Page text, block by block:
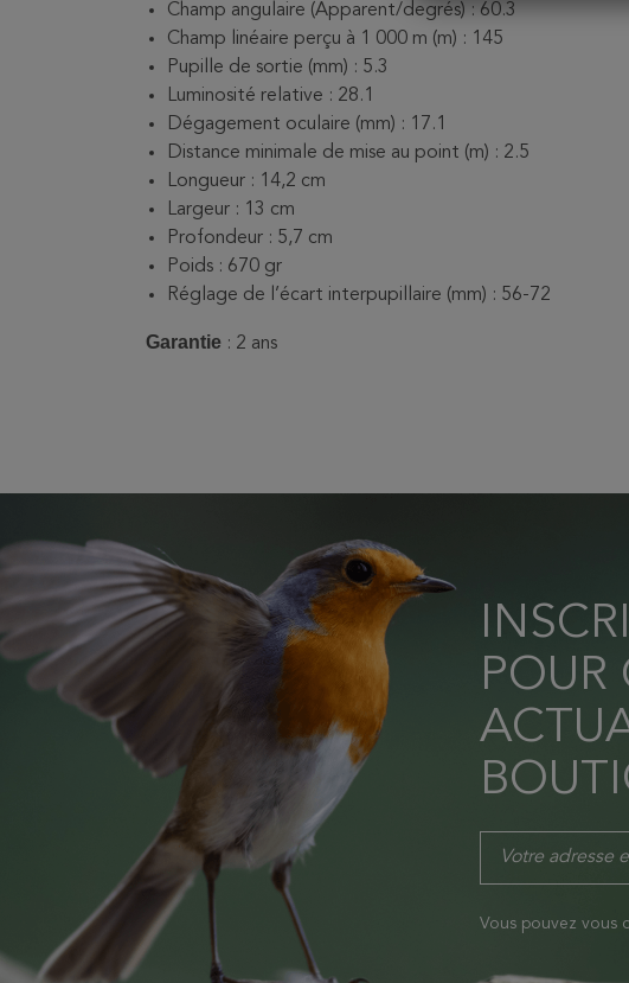
Champ angulaire (Apparent/degrés) : 60.3
Champ linéaire perçu à 1 000 m (m) : 145
Pupille de sortie (mm) : 5.3
Luminosité relative : 28.1
Dégagement oculaire (mm) : 17.1
Distance minimale de mise au point (m) : 2.5
Longueur : 14,2 cm
Largeur : 13 cm
Profondeur : 5,7 cm
Poids : 670 gr
Réglage de l’écart interpupillaire (mm) : 56-72
Garantie : 2 ans
POUR
Vous pouvez vous